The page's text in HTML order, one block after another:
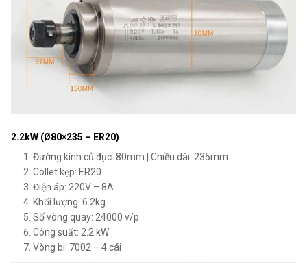
2.2kW (Ø80×235 – ER20)
Đường kính củ đục: 80mm | Chiều dài: 235mm
Collet kẹp: ER20
Điện áp: 220V – 8A
Khối lượng: 6.2kg
Số vòng quay: 24000 v/p
Công suất: 2.2 kW
Vòng bi: 7002 – 4 cái